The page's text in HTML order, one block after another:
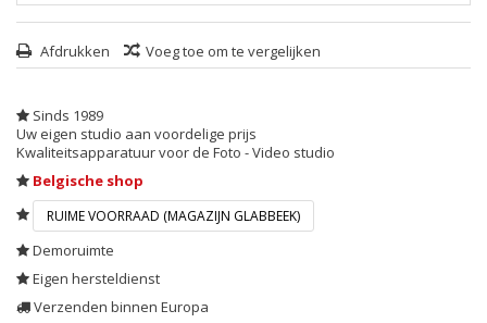
Afdrukken Voeg toe om te vergelijken
Sinds 1989
Uw eigen studio aan voordelige prijs
Kwaliteitsapparatuur voor de Foto - Video studio
Belgische shop
RUIME VOORRAAD (MAGAZIJN GLABBEEK)
Demoruimte
Eigen hersteldienst
Verzenden binnen Europa